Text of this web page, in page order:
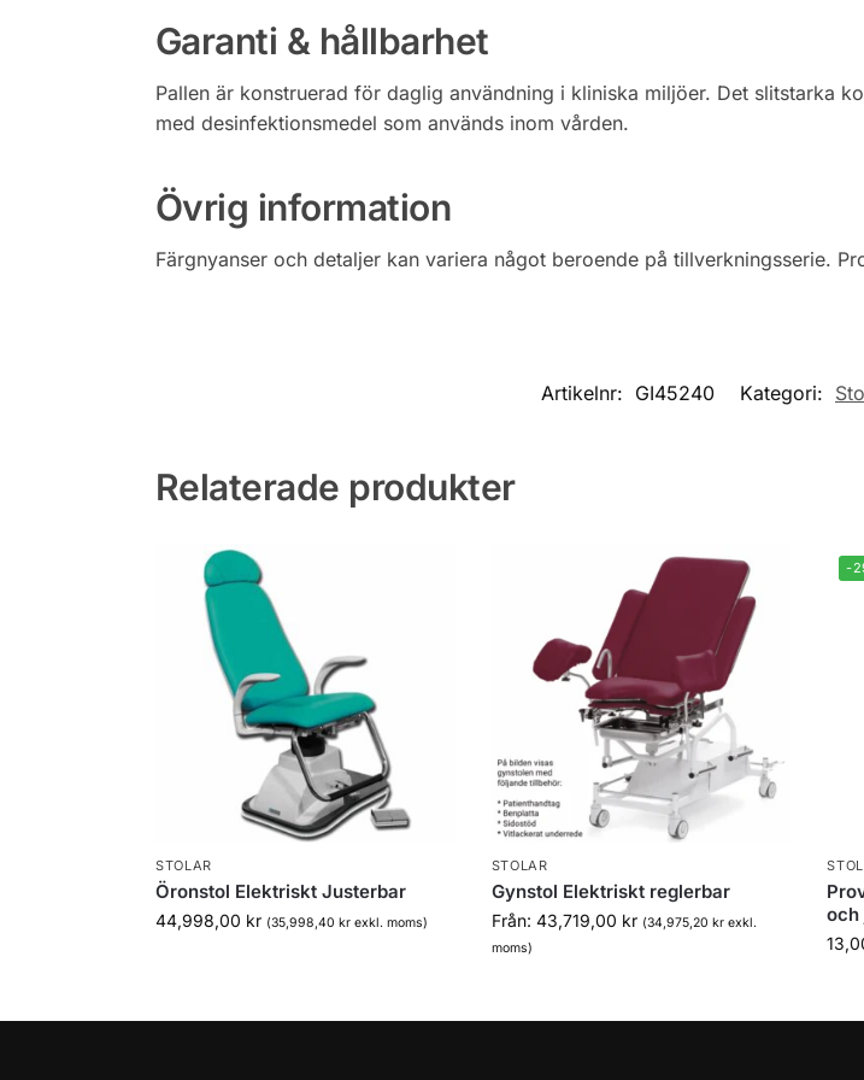
Garanti & hållbarhet
Pallen är konstruerad för daglig användning i kliniska miljöer. Det slitstarka
med desinfektionsmedel som används inom vården.
Övrig information
Färgnyanser och detaljer kan variera något beroende på tillverkningsserie.
Artikelnr: GI45240 Kategori:
Relaterade produkter
STOLAR
Öronstol Elektriskt Justerbar
44,998,00 kr (35,998,40 krexkl. moms)
STOLAR
Gynstol Elektriskt reglerbar
Från: 43,719,00 kr (34,975,20 krexkl.
moms)
-
och